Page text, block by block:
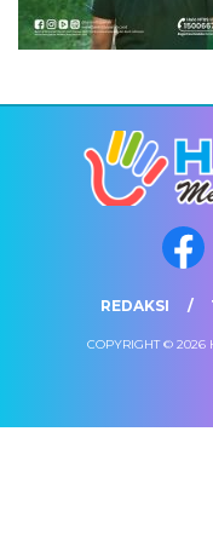
REDAKSI
COPYRIGHT © 2026